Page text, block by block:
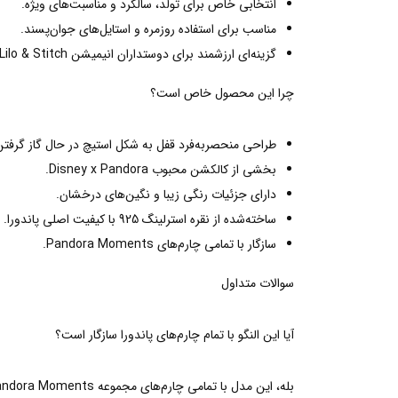
انتخابی خاص برای تولد، سالگرد و مناسبت‌های ویژه.
مناسب برای استفاده روزمره و استایل‌های جوان‌پسند.
گزینه‌ای ارزشمند برای دوستداران انیمیشن Lilo & Stitch.
چرا این محصول خاص است؟
طراحی منحصربه‌فرد قفل به شکل استیچ در حال گاز
بخشی از کالکشن محبوب Disney x Pandora.
دارای جزئیات رنگی زیبا و نگین‌های درخشان.
ساخته‌شده از نقره استرلینگ 925 با کیفیت اصلی پاندورا.
سازگار با تمامی چارم‌های Pandora Moments.
سوالات متداول
آیا این النگو با تمام چارم‌های پاندورا سازگار است؟
بله، این مدل با تمامی چارم‌های مجموعه Pandora Moments سازگار است.